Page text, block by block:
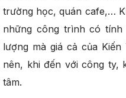
trường học, quán cafe,…
những công trình có
lượng mà giá cả của
nên, khi đến với công ty,
tâm.